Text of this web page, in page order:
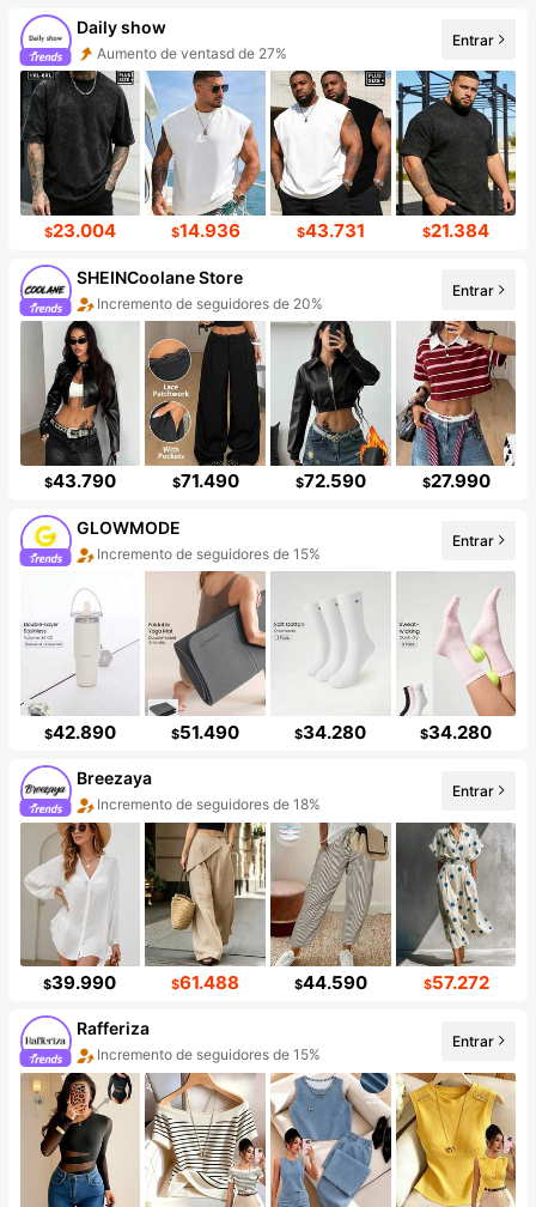
Daily show
Aumento de ventasd de 27%
Entrar
$23.004 $14.936 $43.731 $21.384
SHEINCoolane Store
Incremento de seguidores de 20%
Entrar
$43.790 $71.490 $72.590 $27.990
GLOWMODE
Incremento de seguidores de 15%
Entrar
$42.890 $51.490 $34.280 $34.280
Breezaya
Incremento de seguidores de 18%
Entrar
$39.990 $61.488 $44.590 $57.272
Rafferiza
Incremento de seguidores de 15%
Entrar